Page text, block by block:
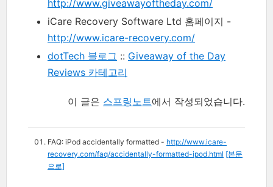
http://www.giveawayoftheday.com/
iCare Recovery Software Ltd 홈페이지 -
http://www.icare-recovery.com/
dotTech 블로그 :: Giveaway of the Day
Reviews 카테고리
이 글은 스프링노트에서 작성되었습니다.
FAQ: iPod accidentally formatted - http://www.icare-
recovery.com/faq/accidentally-formatted-ipod.html [본문
으로]